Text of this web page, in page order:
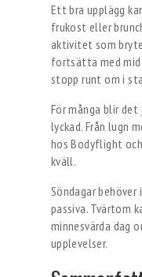
Ett bra upplägg
frukost eller
aktivitet som
fortsätta med
stopp runt om i
För många blir
lyckad. Från lugn
hos Bodyflight
kväll.
Söndagar
passiva. Tvärtom
minnesvärda dag
upplevelser.